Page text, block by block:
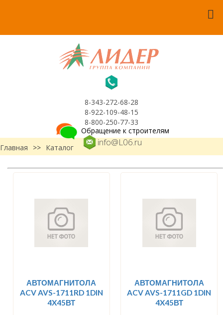
8-343-272-68-28
8-922-109-48-15
8-800-250-77-33
info@L06.ru
Обращение к строителям
Главная
>> Каталог
АВТОМАГНИТОЛА
ACV AVS-1711RD 1DIN
4X45ВТ
АВТОМАГНИТОЛА
ACV AVS-1711GD 1DIN
4X45ВТ